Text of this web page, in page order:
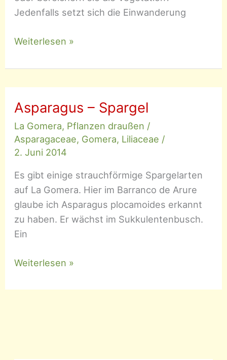
Jedenfalls setzt sich die Einwanderung
Agave
Weiterlesen »
Asparagus – Spargel
La Gomera, Pflanzen draußen /
Asparagaceae, Gomera, Liliaceae /
2. Juni 2014
Es gibt einige strauchförmige Spargelarten
auf La Gomera. Hier im Barranco de Arure
glaube ich Asparagus plocamoides erkannt
zu haben. Er wächst im Sukkulentenbusch.
Ein
Asparagus
Spargel
Weiterlesen »